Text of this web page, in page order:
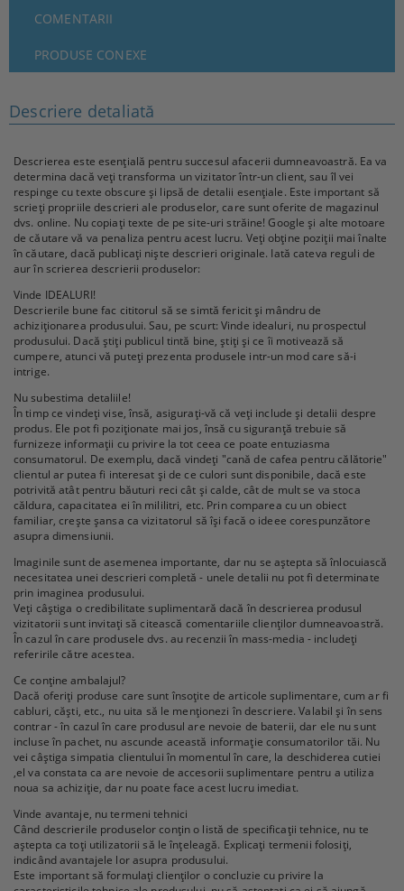
COMENTARII
PRODUSE CONEXE
Descriere detaliată
Descrierea este esențială pentru succesul afacerii dumneavoastră. Ea va
determina dacă veți transforma un vizitator într-un client, sau îl vei
respinge cu texte obscure și lipsă de detalii esențiale. Este important să
scrieți propriile descrieri ale produselor, care sunt oferite de magazinul
dvs. online. Nu copiați texte de pe site-uri străine! Google și alte motoare
de căutare vă va penaliza pentru acest lucru. Veți obține poziții mai înalte
în căutare, dacă publicați niște descrieri originale. Iată cateva reguli de
aur în scrierea descrierii produselor:
Vinde IDEALURI!
Descrierile bune fac cititorul să se simtă fericit și mândru de
achiziționarea produsului. Sau, pe scurt: Vinde idealuri, nu prospectul
produsului. Dacă știți publicul tintă bine, știți și ce îi motivează să
cumpere, atunci vă puteți prezenta produsele intr-un mod care să-i
intrige.
Nu subestima detaliile!
În timp ce vindeți vise, însă, asigurați-vă că veți include și detalii despre
produs. Ele pot fi poziționate mai jos, însă cu siguranță trebuie să
furnizeze informații cu privire la tot ceea ce poate entuziasma
consumatorul. De exemplu, dacă vindeți "cană de cafea pentru călătorie"
clientul ar putea fi interesat și de ce culori sunt disponibile, dacă este
potrivită atât pentru băuturi reci cât și calde, cât de mult se va stoca
căldura, capacitatea ei în mililitri, etc. Prin comparea cu un obiect
familiar, crește șansa ca vizitatorul să își facă o ideee corespunzătore
asupra dimensiunii.
Imaginile sunt de asemenea importante, dar nu se aștepta să înlocuiască
necesitatea unei descrieri completă - unele detalii nu pot fi determinate
prin imaginea produsului.
Veți câștiga o credibilitate suplimentară dacă în descrierea produsul
vizitatorii sunt invitați să citească comentariile clienților dumneavoastră.
În cazul în care produsele dvs. au recenzii în mass-media - includeți
referirile către acestea.
Ce conține ambalajul?
Dacă oferiți produse care sunt însoțite de articole suplimentare, cum ar fi
cabluri, căști, etc., nu uita să le menționezi în descriere. Valabil și în sens
contrar - în cazul în care produsul are nevoie de baterii, dar ele nu sunt
incluse în pachet, nu ascunde această informație consumatorilor tăi. Nu
vei câștiga simpatia clientului în momentul în care, la deschiderea cutiei
,el va constata ca are nevoie de accesorii suplimentare pentru a utiliza
noua sa achiziție, dar nu poate face acest lucru imediat.
Vinde avantaje, nu termeni tehnici
Când descrierile produselor conțin o listă de specificații tehnice, nu te
aștepta ca toți utilizatorii să le înțeleagă. Explicați termenii folosiți,
indicând avantajele lor asupra produsului.
Este important să formulați clienților o concluzie cu privire la